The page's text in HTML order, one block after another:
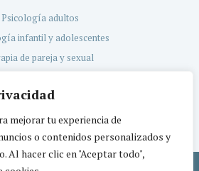
mejorar tu experiencia de
o contenidos personalizados y
Al hacer clic en "Aceptar todo",
Psicología adultos
infantil y adolescentes
de pareja y sexual
Servicio TEA